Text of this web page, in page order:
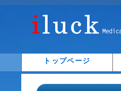
トップページ